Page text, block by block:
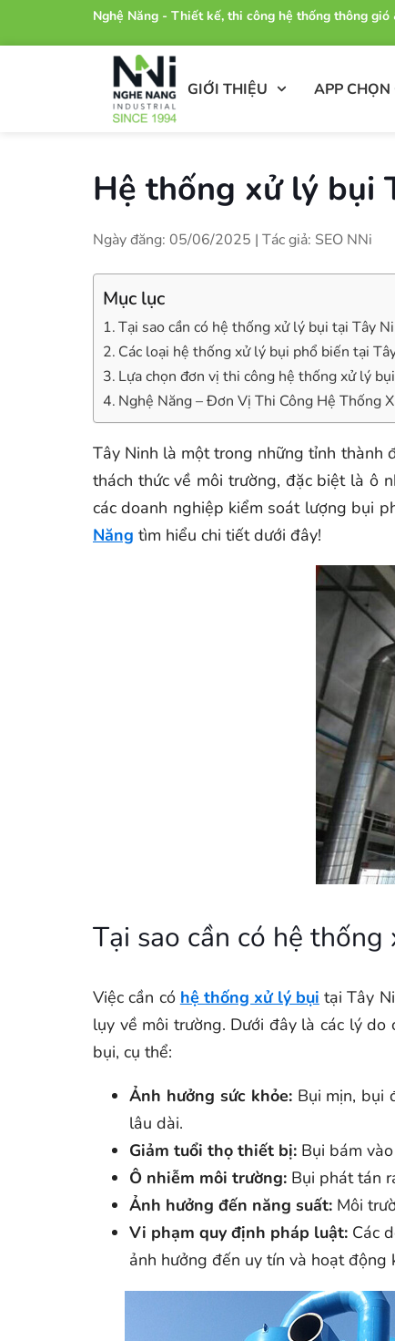
Nghệ Năng - Thiết kế, thi công hệ thống thông
GIỚI THIỆU APP
Hệ thống xử lý bụi
Ngày đăng: 05/06/2025 | Tác giả: SEO NNi
Mục lục
Tại sao cần có hệ thống xử lý bụi tại Tây
Các loại hệ thống xử lý bụi phổ biến tại
Lựa chọn đơn vị thi công hệ thống xử lý
Nghệ Năng – Đơn Vị Thi Công Hệ Thống
Tây Ninh là một trong những tỉnh thành
thách thức về môi trường, đặc biệt là ô
các doanh nghiệp kiểm soát lượng bụi
Năng tìm hiểu chi tiết dưới đây!
Tại sao cần có hệ
Việc cần có hệ thống xử lý bụi tại Tây
lụy về môi trường. Dưới đây là các lý
bụi, cụ thể:
Ảnh hưởng sức khỏe:Bụi mịn, bụi
lâu dài.
Giảm tuổi thọ thiết bị: Bụi bám
Ô nhiễm môi trường: Bụi phát tán
Ảnh hưởng đến năng suất: Môi
Vi phạm quy định pháp luật: Các
ảnh hưởng đến uy tín và hoạt động